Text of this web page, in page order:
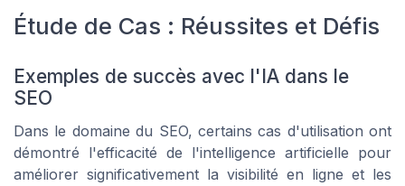
Étude de Cas : Réussites et Défis
Exemples de succès avec l'IA dans le
SEO
Dans le domaine du SEO, certains cas d'utilisation ont
démontré l'efficacité de l'intelligence artificielle pour
améliorer significativement la visibilité en ligne et les